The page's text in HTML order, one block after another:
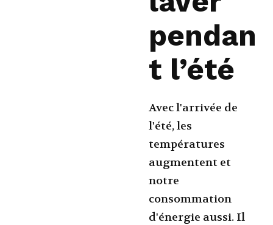
pendan
t l’été
Avec l'arrivée de
l'été, les
températures
augmentent et
notre
consommation
d'énergie aussi. Il